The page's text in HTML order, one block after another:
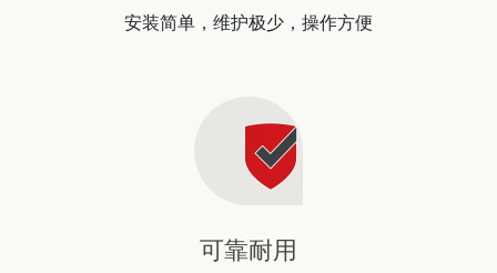
安装简单，维护极少，操作方便
可靠耐用